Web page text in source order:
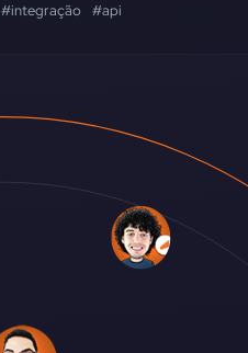
#integração #api